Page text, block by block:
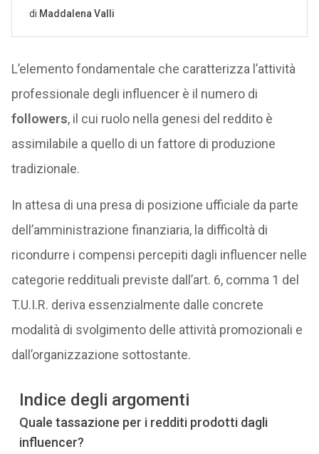
L’elemento fondamentale che caratterizza l’attività
professionale degli influencer è il numero di
followers, il cui ruolo nella genesi del reddito è
assimilabile a quello di un fattore di produzione
tradizionale.
In attesa di una presa di posizione ufficiale da parte
dell’amministrazione finanziaria, la difficoltà di
ricondurre i compensi percepiti dagli influencer nelle
categorie reddituali previste dall’art. 6, comma 1 del
T.U.I.R. deriva essenzialmente dalle concrete
modalità di svolgimento delle attività promozionali e
dall’organizzazione sottostante.
Indice degli argomenti
Quale tassazione per i redditi prodotti dagli
influencer?